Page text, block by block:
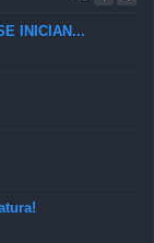
INICIAN...